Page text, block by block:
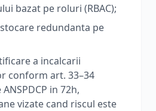
bazat pe roluri (RBAC);
redundanta pe
a incalcarii
conform art. 33–34
in 72h,
vizate cand riscul este